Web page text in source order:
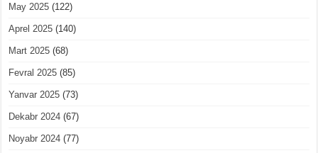
May 2025 (122)
Aprel 2025 (140)
Mart 2025 (68)
Fevral 2025 (85)
Yanvar 2025 (73)
Dekabr 2024 (67)
Noyabr 2024 (77)